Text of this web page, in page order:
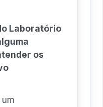
Laboratório
os